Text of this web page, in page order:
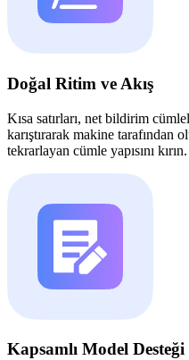
Doğal Ritim ve Akış
Kısa satırları, net bildirim
karıştırarak makine tarafından
tekrarlayan cümle yapısını kırın.
Kapsamlı Model Desteği